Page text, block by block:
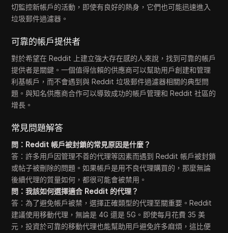
切監控新帳戶的活動，即使有良好的熱身，它們也可能迅速進入
垃圾郵件過濾器。
可靠的帳戶提供者
對於希望在 Reddit 上建立強大存在感的人來說，找到可靠的帳戶
提供者是關鍵。一個值得信賴的供應商可以幫助用戶創建和管理
利基帳戶，而不會遇到與 Reddit 垃圾郵件過濾器相關的典型問
題。與知名供應商合作可以導致成功的帳戶管理和 Reddit 社區的
增長。
常見問題解答
問：Reddit 帳戶被封鎖的常見原因是什麼？
答：許多用戶因管理不善的代理等因素而遇到 Reddit 帳戶被封鎖
或帖子被刪除的問題。如果帳戶是用不良代理購買的，那麼無論
後續代理的質量如何，都很可能會被禁用。
問：我該如何選擇適合 Reddit 的代理？
答：為了避免帳戶被禁，選擇正確類型的代理至關重要。Reddit
建議使用移動代理，無論是 4G 還是 5G。即使每月花費 35 美
元，投資於可靠的移動代理也能幫助用戶避免許多麻煩，這比便